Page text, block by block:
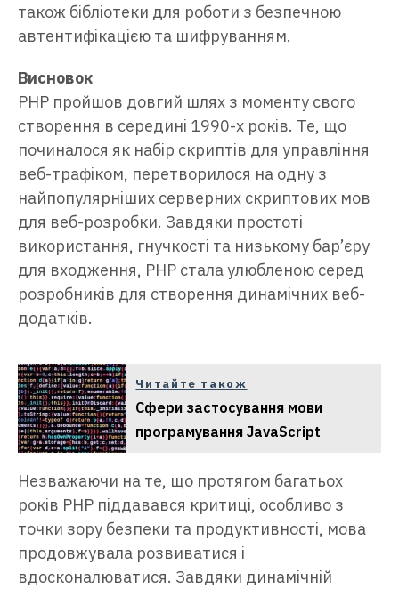
також бібліотеки для роботи з безпечною
автентифікацією та шифруванням.
Висновок
PHP пройшов довгий шлях з моменту свого
створення в середині 1990-х років. Те, що
починалося як набір скриптів для управління
веб-трафіком, перетворилося на одну з
найпопулярніших серверних скриптових мов
для веб-розробки. Завдяки простоті
використання, гнучкості та низькому бар’єру
для входження, PHP стала улюбленою серед
розробників для створення динамічних веб-
додатків.
Читайте також
Сфери застосування мови
програмування JavaScript
Незважаючи на те, що протягом багатьох
років PHP піддавався критиці, особливо з
точки зору безпеки та продуктивності, мова
продовжувала розвиватися і
вдосконалюватися. Завдяки динамічній